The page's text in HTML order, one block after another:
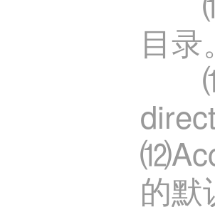
目录
的默